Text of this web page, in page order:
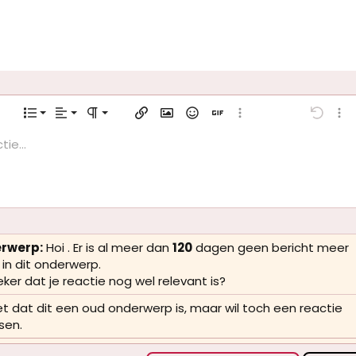
opties…
Lijst
Gesorteerde lijst
Uitlijning
Links uitlijnenAlinea indeling
Normaal
Koptekst 3
Koppeling invoegen
Afbeelding invoegen
SmileysGIF invoegen
Meer opties…
Roman
MS
Inline codelijn invoegen
Spoiler
uit
Bewaar concept
Hoi . Er is al meer dan 120dagen geen bericht meer
dit onderwerp.
dat je reactie nog wel relevant is?
dat dit een oud onderwerp is, maar wil toch een reactie